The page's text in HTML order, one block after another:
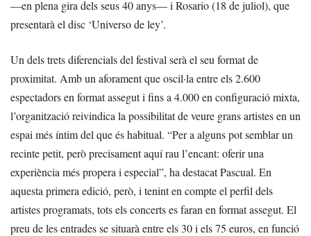
—en plena gira dels seus 40 anys— i Rosario (18 de juliol), que
presentarà el disc ‘Universo de ley’.
Un dels trets diferencials del festival serà el seu format de
proximitat. Amb un aforament que oscil·la entre els 2.600
espectadors en format assegut i fins a 4.000 en configuració mixta,
l’organització reivindica la possibilitat de veure grans artistes en un
espai més íntim del que és habitual. “Per a alguns pot semblar un
recinte petit, però precisament aquí rau l’encant: oferir una
experiència més propera i especial”, ha destacat Pascual. En
aquesta primera edició, però, i tenint en compte el perfil dels
artistes programats, tots els concerts es faran en format assegut. El
preu de les entrades se situarà entre els 30 i els 75 euros, en funció